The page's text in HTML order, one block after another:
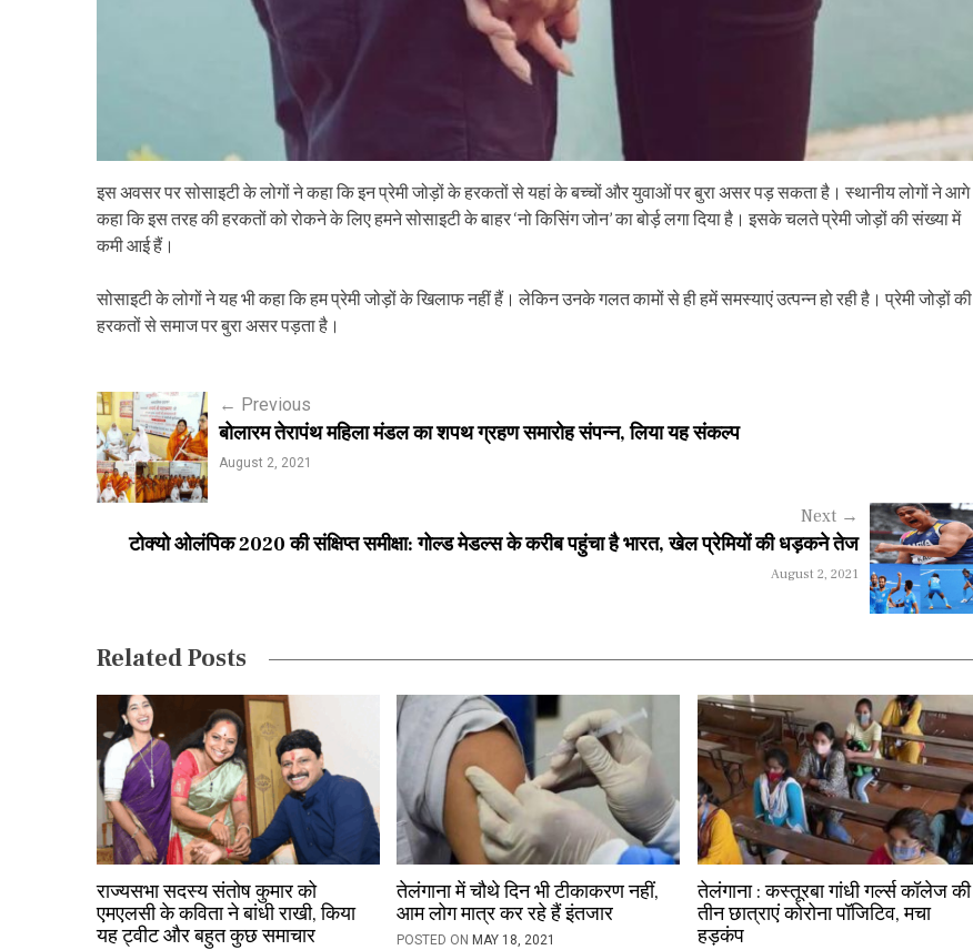
इस अवसर पर सोसाइटी के लोगों ने कहा कि इन प्रेमी जोड़ों के हरकतों से यहां के बच्चों और युवाओं पर बुरा असर पड़ सकता है। स्थानीय लोगों ने आगे
कहा कि इस तरह की हरकतों को रोकने के लिए हमने सोसाइटी के बाहर ‘नो किसिंग जोन’ का बोर्ड़ लगा दिया है। इसके चलते प्रेमी जोड़ों की संख्या में
कमी आई हैं।
सोसाइटी के लोगों ने यह भी कहा कि हम प्रेमी जोड़ों के खिलाफ नहीं हैं। लेकिन उनके गलत कामों से ही हमें समस्याएं उत्पन्न हो रही है। प्रेमी जोड़ों की
हरकतों से समाज पर बुरा असर पड़ता है।
P
o
s
v
i
g
a
t
i
o
n
← Previous
बोलारम तेरापंथ महिला मंडल का शपथ ग्रहण समारोह संपन्न, लिया यह संकल्प
August 2, 2021
Next →
टोक्यो ओलंपिक 2020 की संक्षिप्त समीक्षा: गोल्ड मेडल्स के करीब पहुंचा है भारत, खेल प्रेमियों की धड़कने तेज
August 2, 2021
Related Posts
राज्यसभा सदस्य संतोष कुमार को
एमएलसी के कविता ने बांधी राखी, किया
यह ट्वीट और बहुत कुछ समाचार
तेलंगाना में चौथे दिन भी टीकाकरण नहीं,
आम लोग मात्र कर रहे हैं इंतजार
POSTED ONMAY 18, 2021
तेलंगाना : कस्तूरबा गांधी गर्ल्स कॉलेज की
तीन छात्राएं कोरोना पॉजिटिव, मचा
हड़कंप